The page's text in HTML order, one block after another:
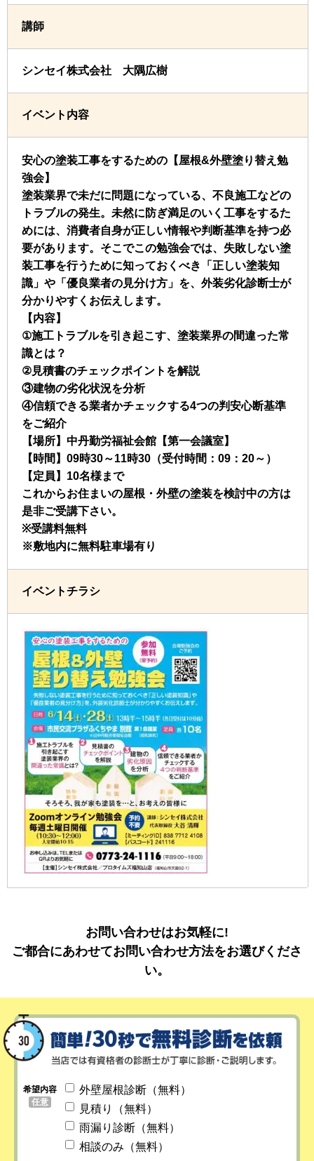
講師
シンセイ株式会社 大隅広樹
イベント内容
安心の塗装工事をするための【屋根&外壁塗り替え勉
強会】
塗装業界で未だに問題になっている、不良施工などの
トラブルの発生。未然に防ぎ満足のいく工事をするた
めには、消費者自身が正しい情報や判断基準を持つ必
要があります。そこでこの勉強会では、失敗しない塗
装工事を行うために知っておくべき「正しい塗装知
識」や「優良業者の見分け方」を、外装劣化診断士が
分かりやすくお伝えします。
【内容】
①施工トラブルを引き起こす、塗装業界の間違った常
識とは？
②見積書のチェックポイントを解説
③建物の劣化状況を分析
④信頼できる業者かチェックする4つの判安心断基準
をご紹介
【場所】中丹勤労福祉会館【第一会議室】
【時間】09時30～11時30（受付時間：09：20～）
【定員】10名様まで
これからお住まいの屋根・外壁の塗装を検討中の方は
是非ご受講下さい。
※受講料無料
※敷地内に無料駐車場有り
イベントチラシ
お問い合わせはお気軽に!
ご都合にあわせてお問い合わせ方法をお選びくださ
い。
希望内容
任意
外壁屋根診断（無料）
見積り（無料）
雨漏り診断（無料）
相談のみ（無料）